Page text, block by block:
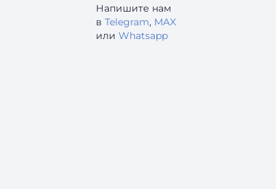
Напишите нам
в Telegram, MAX
или Whatsapp